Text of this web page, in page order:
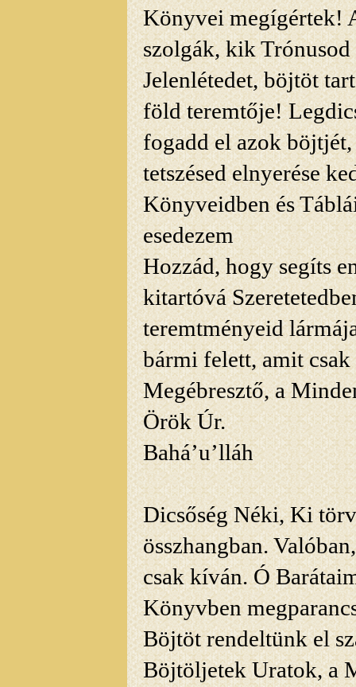
Könyvei megígértek!
szolgák, kik
Jelenlétedet, böjtöt
föld teremtője!
fogadd el azok böjtjét,
tetszésed elnyerése
Könyveidben és
esedezem
Hozzád, hogy segíts
kitartóvá
teremtményeid
bármi felett, amit csak
Megébresztő, a
Örök Úr.
Bahá’u’lláh
Dicsőség Néki, Ki
összhangban.
csak kíván. Ó
Könyvben
Böjtöt rendeltünk el
Böjtöljetek Uratok, a